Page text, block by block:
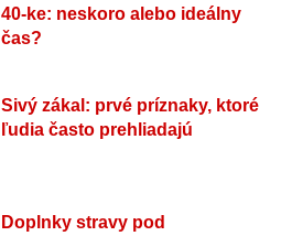
40-ke: neskoro alebo ideálny
čas?
Sivý zákal: prvé príznaky, ktoré
ľudia často prehliadajú
Doplnky stravy pod